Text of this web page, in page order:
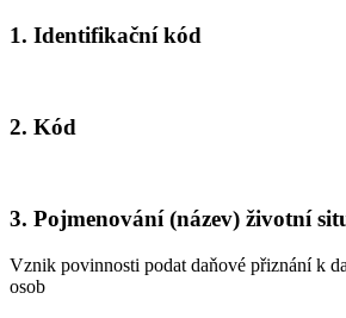
1. Identifikační kód
2. Kód
3. Pojmenování (název) životní
Vznik povinnosti podat daňové přiznání k
osob